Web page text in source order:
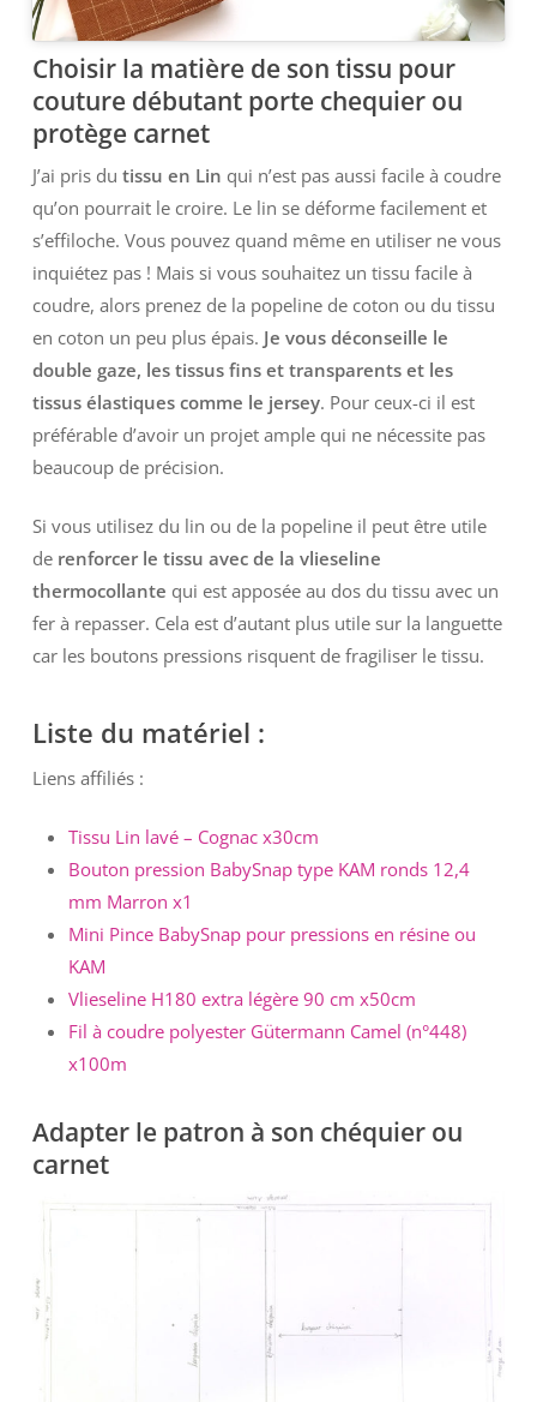
Choisir la matière de son tissu pour
couture débutant porte chequier ou
protège carnet
J’ai pris du tissu en Lin qui n’est pas aussi facile à coudre
qu’on pourrait le croire. Le lin se déforme facilement et
s’effiloche. Vous pouvez quand même en utiliser ne vous
inquiétez pas ! Mais si vous souhaitez un tissu facile à
coudre, alors prenez de la popeline de coton ou du tissu
en coton un peu plus épais. Je vous déconseille le
double gaze, les tissus fins et transparents et les
tissus élastiques comme le jersey. Pour ceux-ci il est
préférable d’avoir un projet ample qui ne nécessite pas
beaucoup de précision.
Si vous utilisez du lin ou de la popeline il peut être utile
de renforcer le tissu avec de la vlieseline
thermocollante qui est apposée au dos du tissu avec un
fer à repasser. Cela est d’autant plus utile sur la languette
car les boutons pressions risquent de fragiliser le tissu.
Liste du matériel :
Liens affiliés :
Tissu Lin lavé – Cognac x30cm
Bouton pression BabySnap type KAM ronds 12,4
mm Marron x1
Mini Pince BabySnap pour pressions en résine ou
KAM
Vlieseline H180 extra légère 90 cm x50cm
Fil à coudre polyester Gütermann Camel (n°448)
x100m
Adapter le patron à son chéquier ou
carnet